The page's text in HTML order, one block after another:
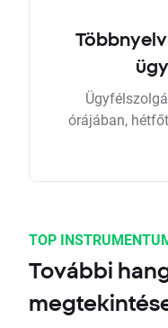
órájában,
TOP
További